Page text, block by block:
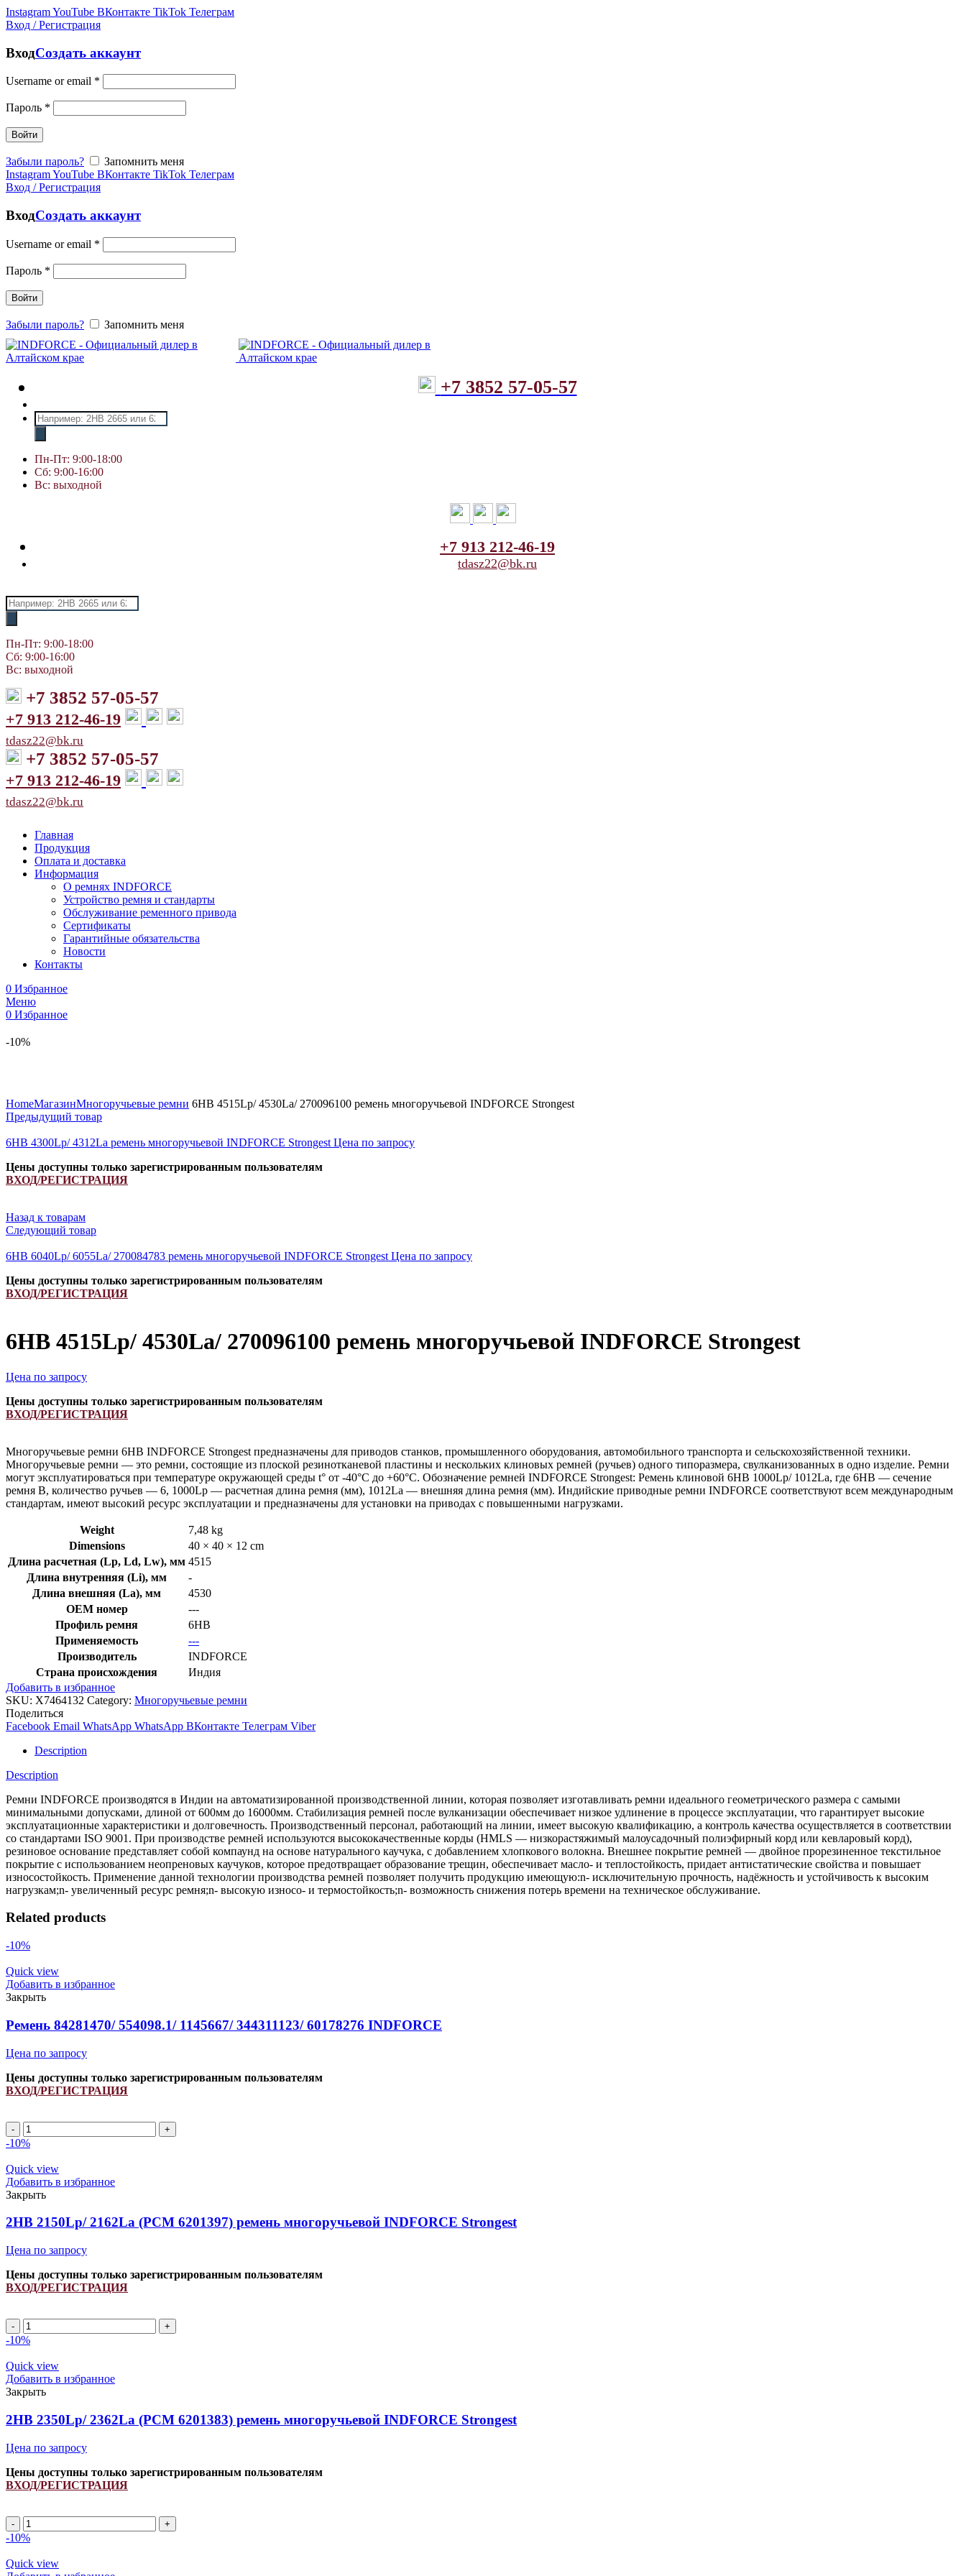
InstagramYouTube ВКонтакте TikTok Телеграм
Вход / Регистрация
ВходСоздать аккаунт
Username or email *
Пароль *
Войти
Забыли пароль?
Запомнить меня
InstagramYouTube ВКонтакте TikTok Телеграм
Вход / Регистрация
ВходСоздать аккаунт
Username or email *
Пароль *
Войти
Забыли пароль? Запомнить меня
+7 3852 57-05-57
Поиск
товаров
Пн-Пт: 9:00-18:00
Сб: 9:00-16:00
Вс: выходной
+7 913 212-46-19
tdasz22@bk.ru
Поиск
товаров
Пн-Пт: 9:00-18:00
Сб: 9:00-16:00
Вс: выходной
+7 3852 57-05-57
+7 913 212-46-19
tdasz22@bk.ru
+7 3852 57-05-57
+7 913 212-46-19
tdasz22@bk.ru
Главная
Продукция
Оплата и доставка
Информация
О ремнях INDFORCE
Устройство ремня и стандарты
Обслуживание ременного привода
Сертификаты
Гарантийные обязательства
Новости
Контакты
0 Избранное
Меню
0 Избранное
-10%
HomeМагазинМногоручьевые ремни 6HB 4515Lp/ 4530La/ 270096100 ремень многоручьевой INDFORCE Strongest
Предыдущий товар
6HB 4300Lp/ 4312La ремень многоручьевой INDFORCE Strongest Цена по запросу
Цены доступны только зарегистрированным пользователям
ВХОД/РЕГИСТРАЦИЯ
Назад к товарам
Следующий товар
6HB 6040Lp/ 6055La/ 270084783 ремень многоручьевой INDFORCE Strongest Цена по запросу
Цены доступны только зарегистрированным пользователям
ВХОД/РЕГИСТРАЦИЯ
6HB 4515Lp/ 4530La/ 270096100 ремень многоручьевой INDFORCE Strongest
Цена по запросу
Цены доступны только зарегистрированным пользователям
ВХОД/РЕГИСТРАЦИЯ
Многоручьевые ремни 6HB INDFORCE Strongest предназначены для приводов станков, промышленного оборудования, автомобильного транспорта и сельскохозяйственной техники.
Многоручьевые ремни — это ремни, состоящие из плоской резинотканевой пластины и нескольких клиновых ремней (ручьев) одного типоразмера, свулканизованных в одно изделие. Ремни
могут эксплуатироваться при температуре окружающей среды t° от -40°С до +60°С. Обозначение ремней INDFORCE Strongest: Ремень клиновой 6HB 1000Lp/ 1012La, где 6HB — сечение
ремня B, количество ручьев — 6, 1000Lp — расчетная длина ремня (мм), 1012La — внешняя длина ремня (мм). Индийские приводные ремни INDFORCE соответствуют всем международным
стандартам, имеют высокий ресурс эксплуатации и предназначены для установки на приводах с повышенными нагрузками.
Weight
7,48 kg
Dimensions
40 × 40 × 12 cm
Длина расчетная (Lp, Ld, Lw), мм 4515
Длина внутренняя (Li), мм
-
Длина внешняя (La), мм
4530
OEM номер
---
Профиль ремня
6HB
Применяемость
---
Производитель
INDFORCE
Страна происхождения
Индия
Добавить в избранное
SKU: X7464132 Category: Многоручьевые ремни
Поделиться
Facebook Email WhatsApp WhatsApp ВКонтакте Телеграм Viber
Description
Description
Ремни INDFORCE производятся в Индии на автоматизированной производственной линии, которая позволяет изготавливать ремни идеального геометрического размера с самыми
минимальными допусками, длиной от 600мм до 16000мм. Стабилизация ремней после вулканизации обеспечивает низкое удлинение в процессе эксплуатации, что гарантирует высокие
эксплуатационные характеристики и долговечность. Производственный персонал, работающий на линии, имеет высокую квалификацию, а контроль качества осуществляется в соответствии
со стандартами ISO 9001. При производстве ремней используются высококачественные корды (HMLS — низкорастяжимый малоусадочный полиэфирный корд или кевларовый корд),
резиновое основание представляет собой компаунд на основе натурального каучука, с добавлением хлопкового волокна. Внешнее покрытие ремней — двойное прорезиненное текстильное
покрытие с использованием неопреновых каучуков, которое предотвращает образование трещин, обеспечивает масло- и теплостойкость, придает антистатические свойства и повышает
износостойкость. Применение данной технологии производства ремней позволяет получить продукцию имеющую:n- исключительную прочность, надёжность и устойчивость к высоким
нагрузкам;n- увеличенный ресурс ремня;n- высокую износо- и термостойкость;n- возможность снижения потерь времени на техническое обслуживание.
Related products
-10%
Quick view
Добавить в избранное
Закрыть
Ремень 84281470/ 554098.1/ 1145667/ 344311123/ 60178276 INDFORCE
Цена по запросу
Цены доступны только зарегистрированным пользователям
ВХОД/РЕГИСТРАЦИЯ
Ремень
84281470/
1145667/
344311123/
60178276
INDFORCE
quantity
-10%
Quick view
Добавить в избранное
Закрыть
2HB 2150Lp/ 2162La (PCM 6201397) ремень многоручьевой INDFORCE Strongest
Цена по запросу
Цены доступны только зарегистрированным пользователям
ВХОД/РЕГИСТРАЦИЯ
2HB
2150Lp/
(PCM
6201397)
ремень
многоручьевой
INDFORCE
Strongest
-10%
Quick view
Добавить в избранное
Закрыть
2HB 2350Lp/ 2362La (PCM 6201383) ремень многоручьевой INDFORCE Strongest
Цена по запросу
Цены доступны только зарегистрированным пользователям
ВХОД/РЕГИСТРАЦИЯ
2HB
2350Lp/
(PCM
6201383)
-10%
Quick view